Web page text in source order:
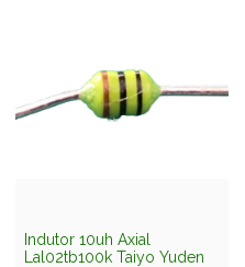
Indutor 10uh Axial
Lal02tb100k Taiyo Yuden